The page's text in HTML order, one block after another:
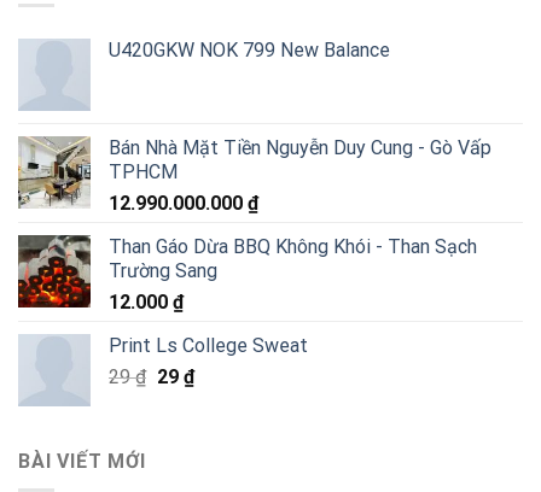
U420GKW NOK 799 New Balance
Bán Nhà Mặt Tiền Nguyễn Duy Cung - Gò Vấp
TPHCM
12.990.000.000 ₫
Than Gáo Dừa BBQ Không Khói - Than Sạch
Trường Sang
12.000 ₫
Print Ls College Sweat
29₫ Giá
29 ₫Giá
BÀI VIẾT MỚI